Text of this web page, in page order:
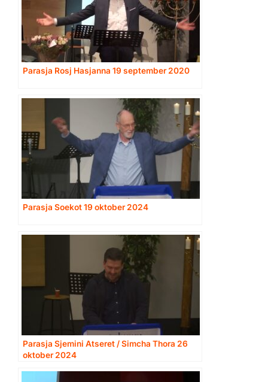
Parasja Rosj Hasjanna 19 september 2020
Parasja Soekot 19 oktober 2024
Parasja Sjemini Atseret / Simcha Thora 26
oktober 2024